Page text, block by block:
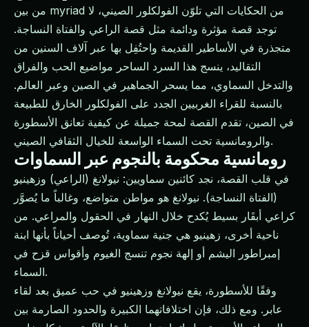
من بين myriad من الحكايات التي تلوّن الفولكلور الصيني، لا
توجد قصة مؤثرة ودائمة مثل قصة الراعي والفتاة النساجة.
متجذرة في الأساطير القديمة واحتُفِل بها عبر آلاف السنين من
التقاليد، ينسج هذا السرد الساحر مواضيع الحب والفراق
والتدخل السماوي، مما يسحر الجماهير في الصين وعبر العالم.
بالنسبة للقراء الغربيين الجدد على الفولكلور الخارق للطبيعة
في الصين، تقدم القصة لمحة جميلة عن كيفية تعانق الأسطورة
والرومانسية تحت السماء الواسعة للخيال الثقافي الصيني.
رومانسية محكومة بالنجوم عبر السماوات
في قلب القصة، نجد كائنين سماويين: نيولانغ (الراعي) وزهينيو
(الفتاة النساجة). نيولانغ هو مواطن متواضع، وغالباً ما يُصوَّر
كراعي أبقَار بسيط يُكدح خلال النهار في الحقول والمراعي. من
ناحية أخرى، زهينيو هي جنية سماوية، تُوصف أحياناً بأنها ابنة
إمبراطور اليشم أو إلهة نجوم تنسج الغيوم وأقواس قزح في
السماء.
وفقًا للأسطورة، يقع نيولانغ وزهينيو في حب عميق بعد لقاء
عابر. ومع ذلك، فإن اختلافاتهما الكبيرة والحدود الصارمة بين